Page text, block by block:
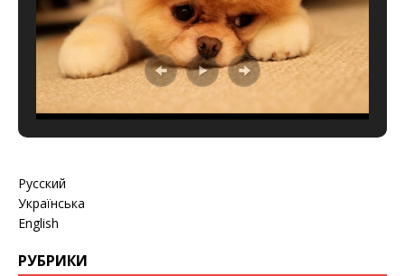
Русский
Українська
English
РУБРИКИ